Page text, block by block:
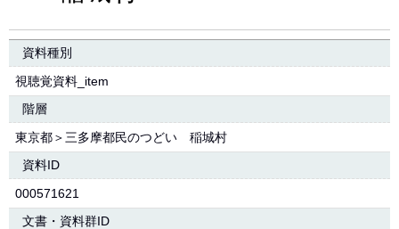
資料種別
視聴覚資料_item
階層
東京都＞三多摩都民のつどい 稲城村
資料ID
000571621
文書・資料群ID